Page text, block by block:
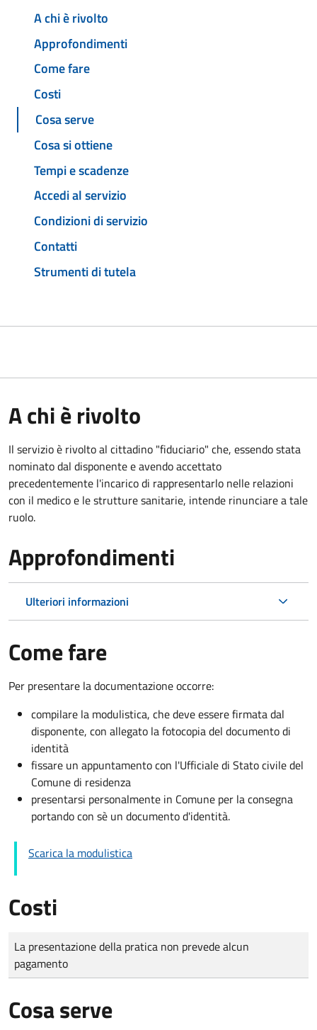
A chi è rivolto
Approfondimenti
Come fare
Costi
Cosa serve
Cosa si ottiene
Tempi e scadenze
Accedi al servizio
Condizioni di servizio
Contatti
Strumenti di tutela
A chi è rivolto
Il servizio è rivolto al cittadino "fiduciario" che, essendo stata
nominato dal disponente e avendo accettato
precedentemente l'incarico di rappresentarlo nelle relazioni
con il medico e le strutture sanitarie, intende rinunciare a tale
ruolo.
Approfondimenti
Ulteriori informazioni
Come fare
Per presentare la documentazione occorre:
compilare la modulistica, che deve essere firmata dal
disponente, con allegato la fotocopia del documento di
identità
fissare un appuntamento con l'Ufficiale di Stato civile del
Comune di residenza
presentarsi personalmente in Comune per la consegna
portando con sè un documento d'identità.
Scarica la modulistica
Costi
Tipo di pagamento
Importo
La presentazione della pratica non prevede alcun
pagamento
Cosa serve